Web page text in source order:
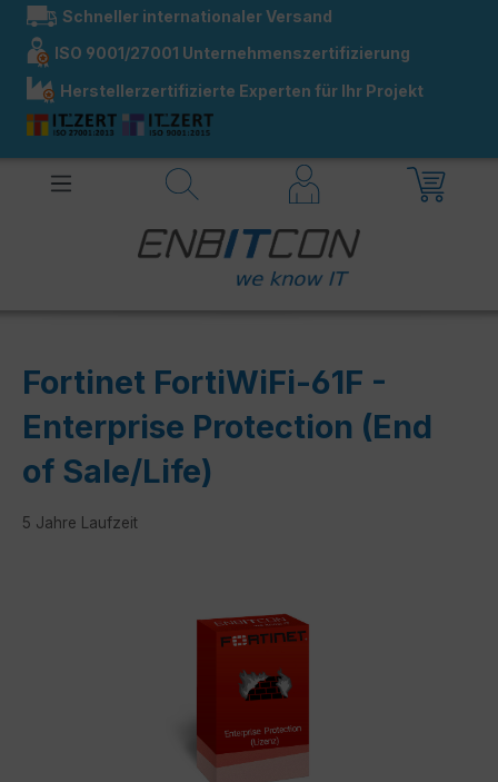
springen
Schneller internationaler Versand
ISO 9001/27001 Unternehmenszertifizierung
Herstellerzertifizierte Experten für Ihr Projekt
Fortinet FortiWiFi-61F -
Enterprise Protection (End
of Sale/Life)
5 Jahre Laufzeit